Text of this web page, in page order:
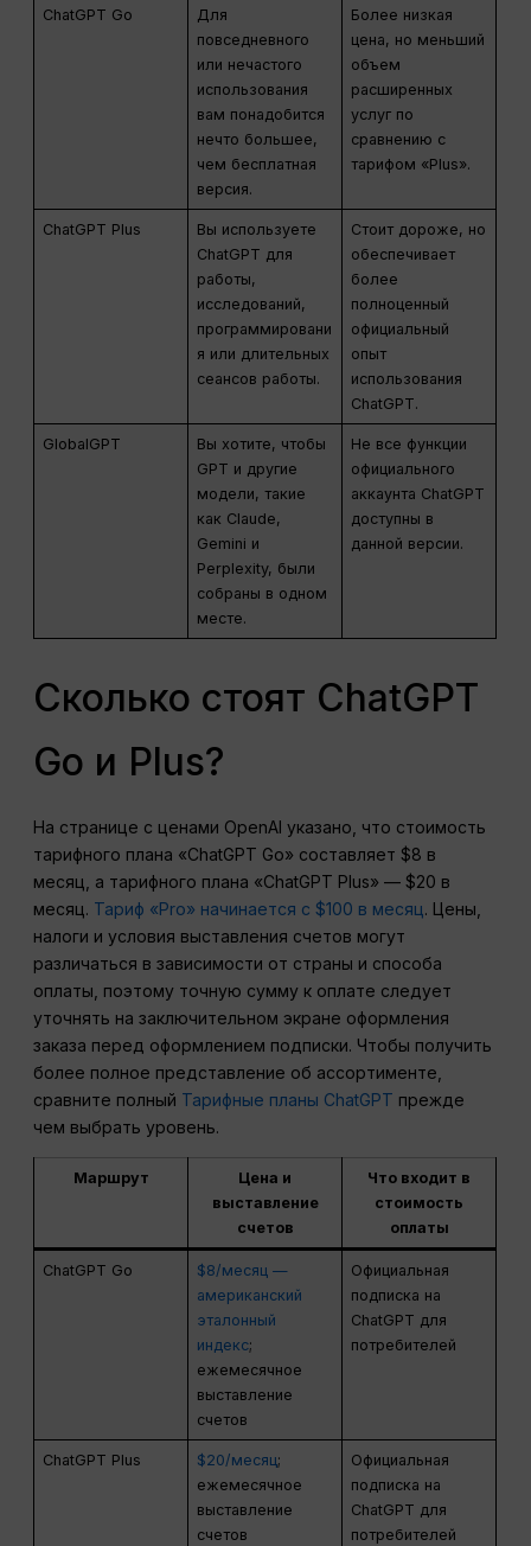
ChatGPT Go
Для
повседневного
или нечастого
использования
вам понадобится
нечто большее,
чем бесплатная
версия.
Более низкая
цена, но меньший
объем
расширенных
услуг по
сравнению с
тарифом «Plus».
ChatGPT Plus
Вы используете
ChatGPT для
работы,
исследований,
программировани
я или длительных
сеансов работы.
Стоит дороже, но
обеспечивает
более
полноценный
официальный
опыт
использования
ChatGPT.
GlobalGPT
Вы хотите, чтобы
GPT и другие
модели, такие
как Claude,
Gemini и
Perplexity, были
собраны в одном
месте.
Не все функции
официального
аккаунта ChatGPT
доступны в
данной версии.
Сколько стоят ChatGPT
Go и Plus?
На странице с ценами OpenAI указано, что стоимость
тарифного плана «ChatGPT Go» составляет $8 в
месяц, а тарифного плана «ChatGPT Plus» — $20 в
месяц. Тариф «Pro» начинается с $100 в месяц. Цены,
налоги и условия выставления счетов могут
различаться в зависимости от страны и способа
оплаты, поэтому точную сумму к оплате следует
уточнять на заключительном экране оформления
заказа перед оформлением подписки. Чтобы получить
более полное представление об ассортименте,
сравните полный Тарифные планы ChatGPT прежде
чем выбрать уровень.
Маршрут
Цена и
выставление
счетов
Что входит в
стоимость
оплаты
ChatGPT Go
$8/месяц —
американский
эталонный
индекс;
ежемесячное
выставление
счетов
Официальная
подписка на
ChatGPT для
потребителей
ChatGPT Plus $20/месяц;
ежемесячное
выставление
счетов
Официальная
подписка на
ChatGPT для
потребителей